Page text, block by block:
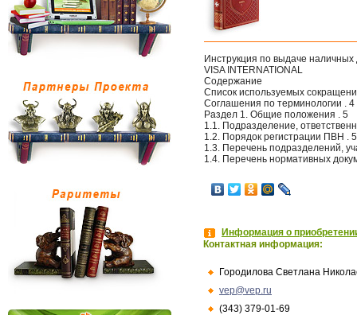
Инструкция по выдаче
VISA INTERNATIONAL
Содержание
Список используемых
Соглашения по терминологии . 4
Раздел 1. Общие положения . 5
1.1. Подразделение,
1.2. Порядок регистрации ПВН . 5
1.3. Перечень подразделений,
1.4. Перечень нормативных
Информация о
Контактная информация:
Городилова Светлана
vep@vep.ru
(343) 379-01-69